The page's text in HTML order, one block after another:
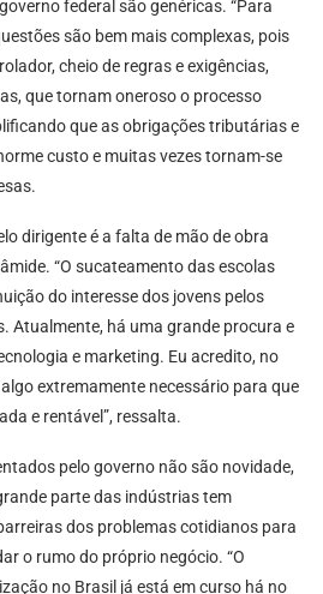
federal são genéricas. “Para
são bem mais complexas, pois
cheio de regras e exigências,
que tornam oneroso o processo
que as obrigações tributárias e
custo e muitas vezes tornam-se
dirigente é a falta de mão de obra
“O sucateamento das escolas
do interesse dos jovens pelos
Atualmente, há uma grande procura e
e marketing. Eu acredito, no
extremamente necessário para que
e rentável”, ressalta.
pelo governo não são novidade,
parte das indústrias tem
dos problemas cotidianos para
o rumo do próprio negócio. “O
no Brasil já está em curso há no